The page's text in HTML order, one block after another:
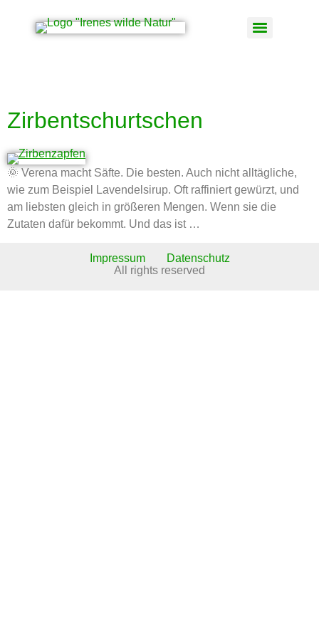
Zirbentschurtschen
🌞 Verena macht Säfte. Die besten. Auch nicht alltägliche,
wie zum Beispiel Lavendelsirup. Oft raffiniert gewürzt, und
am liebsten gleich in größeren Mengen. Wenn sie die
Zutaten dafür bekommt. Und das ist …
Impressum
Datenschutz
All rights reserved